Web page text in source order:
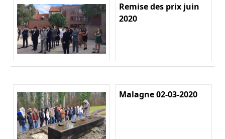
Remise des prix juin
2020
Malagne 02-03-2020